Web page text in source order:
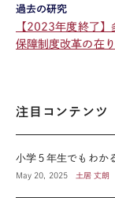
過去の研究
【2023年度終了
保障制度改革の在
注目コンテンツ
小学５年生でもわか
May 20, 2025 土居 丈朗